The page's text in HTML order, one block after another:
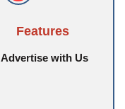
Features
Advertise with Us